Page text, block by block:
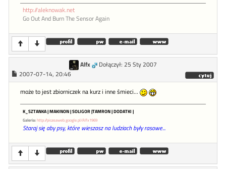
http://aleknowak.net
Go Out And Burn The Sensor Again
Alfx
Dołączył: 25 Sty 2007
2007-07-14, 20:46
może to jest zbiorniczek na kurz i inne śmieci...
K_SZTANKA | MAKINON | SOLIGOR |TAMRON | DODATKI |
Galeria:http://picasaweb.google.pl/Alfx1969
Staraj się aby psy, które wieszasz na ludziach były rasowe...